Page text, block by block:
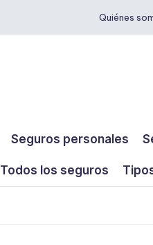
Quiénes
Seguros personales
Todos los seguros